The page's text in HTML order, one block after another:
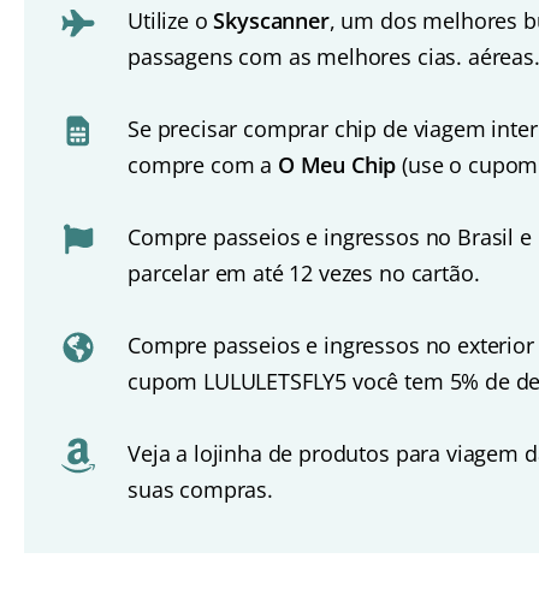
Utilize oSkyscanner, um dos melhores
passagens com as melhores cias. aéreas.
Se precisar comprar chip de viagem
compre com a O Meu Chip (use o cupom
Compre passeios e ingressos no Brasil
parcelar em até 12 vezes no cartão.
Compre passeios e ingressos no
cupom LULULETSFLY5 você tem 5% de
Veja a lojinha de produtos para viagem
suas compras.